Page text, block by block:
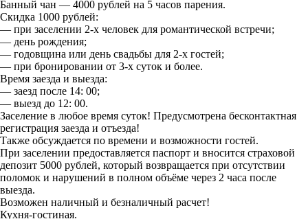
Банный чан — 4000 рублей на 5 часов парения.
Скидка 1000 рублей:
— при заселении 2-х человек для романтической встречи;
— день рождения;
— годовщина или день свадьбы для 2-х гостей;
— при бронировании от 3-х суток и более.
Время заезда и выезда:
— заезд после 14: 00;
— выезд до 12: 00.
Заселение в любое время суток! Предусмотрена бесконтактная
регистрация заезда и отъезда!
Также обсуждается по времени и возможности гостей.
При заселении предоставляется паспорт и вносится страховой
депозит 5000 рублей, который возвращается при отсутствии
поломок и нарушений в полном объёме через 2 часа после
выезда.
Возможен наличный и безналичный расчет!
Кухня-гостиная.